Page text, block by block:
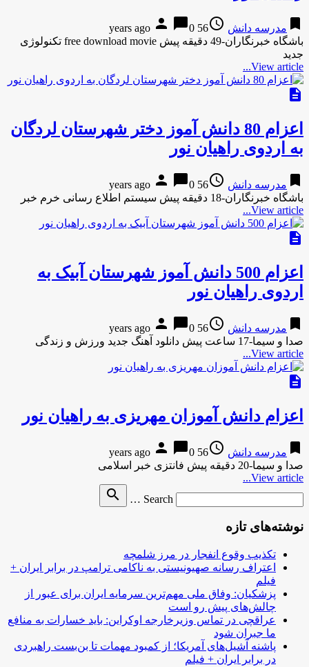
bookmark مدرسه دانش access_time
56 years ago
person chat_bubble0
باشگاه خبرنگاران-49 دقیقه پیش free download movie تکنولوژی
جدید
View article...
description
اعزام 80 دانش آموز دختر شهرستان لردگان
به اردوی راهیان نور
bookmark مدرسه دانش access_time
56 years ago
person chat_bubble0
باشگاه خبرنگاران-18 دقیقه پیش سیستم اطلاع رسانی خرم خبر
View article...
description
اعزام 500 دانش آموز شهرستان آبیک به
اردوی راهیان نور
bookmark مدرسه دانش access_time
56 years ago
person chat_bubble0
صدا و سیما-17 ساعت پیش دانلود آهنگ جدید ورزش و زندگی
View article...
description
اعزام دانش آموزان مهریزی به راهیان نور
bookmark مدرسه دانش access_time
56 years ago
person chat_bubble0
صدا و سیما-20 دقیقه پیش فانتزی خبر اسلامی
View article...
Search …
search
نوشته‌های تازه
تکذیب وقوع انفجار در مرز شلمچه
اعتراف رسانه صهیونیستی به ناکامی ترامپ در برابر ایران +
فیلم
پزشکیان: وفاق ملی مهم‌ترین سرمایه ایران برای عبور از
چالش‌های پیش رو است
عراقچی در تماس وزیرخارجه اوکراین: باید خسارات به منافع
ما جبران شود
پاشنه آشیل‌های آمریکا؛ از کمبود مهمات تا بن‌بست راهبردی
در برابر ایران + فیلم